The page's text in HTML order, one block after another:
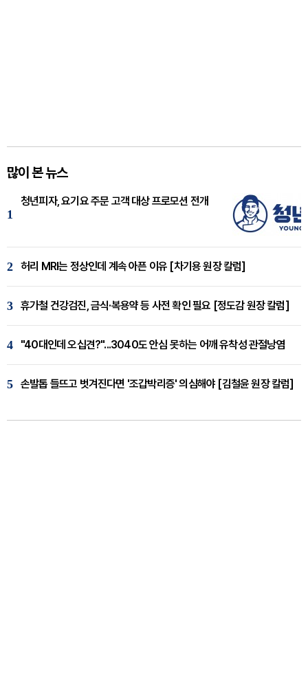
많이 본 뉴스
1
청년피자, 요기요 주문 고객 대상 프로모션 전개
2 허리 MRI는 정상인데 계속 아픈 이유 [차기용 원장 칼럼]
3 휴가철 건강검진, 금식·복용약 등 사전 확인 필요 [정도감 원장 칼럼]
4 "40대인데 오십견?"...3040도 안심 못하는 어깨 유착성 관절낭염
5 손발톱 들뜨고 벗겨진다면 '조갑박리증' 의심해야 [김철윤 원장 칼럼]